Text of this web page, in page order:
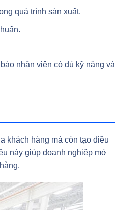
quá trình sản xuất.
nhân viên có đủ kỹ năng và
khách hàng mà còn tạo điều
này giúp doanh nghiệp mở